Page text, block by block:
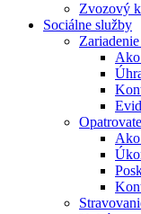
Zvozový
Sociálne služby